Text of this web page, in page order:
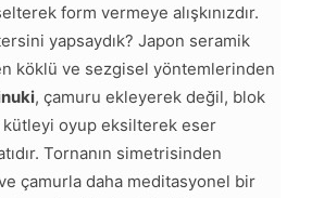
form vermeye alışkınızdır.
yapsaydık? Japon seramik
köklü ve sezgisel yöntemlerinden
, çamuru ekleyerek değil, blok
oyup eksilterek eser
Tornanın simetrisinden
çamurla daha meditasyonel bir